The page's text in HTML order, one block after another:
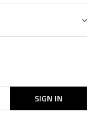
SIGN IN